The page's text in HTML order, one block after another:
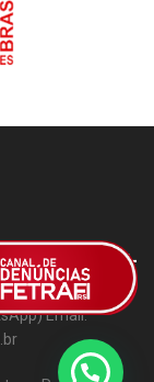
- RS,
96015-
Email: